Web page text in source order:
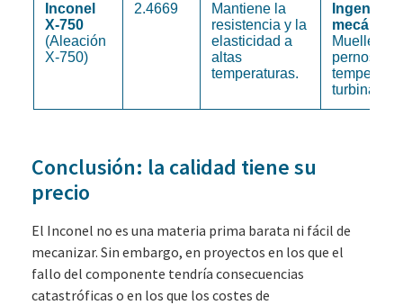
Inconel
X-750
(Aleación
X-750)
2.4669
Mantiene la
resistencia y la
elasticidad a
altas
temperaturas.
Ingeniería
mecánica:
Muelles,
pernos de
turbinas
Conclusión: la calidad tiene su
precio
El Inconel no es una materia prima barata ni fácil de
mecanizar. Sin embargo, en proyectos en los que el
fallo del componente tendría consecuencias
catastróficas o en los que los costes de